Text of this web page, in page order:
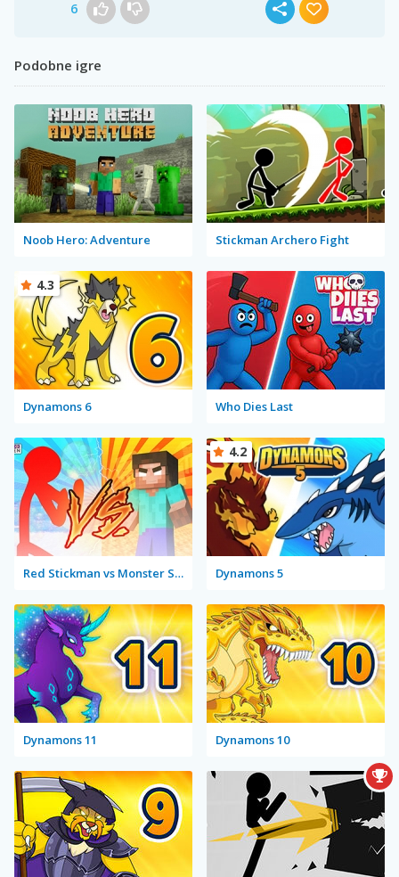
6
Podobne igre
Noob Hero: Adventure Stickman Archero Fight
Dynamons 6
4.3
Who Dies Last
Red Stickman vs Monster School Dynamons 5
4.2
Dynamons 11 Dynamons 10